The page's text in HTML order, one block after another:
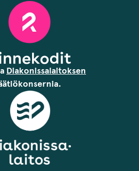
Diakonissalaitoksen